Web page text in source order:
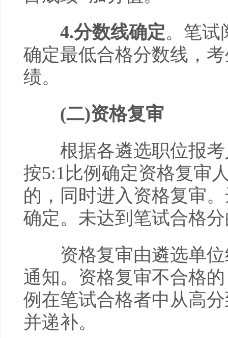
4.分数线确定。笔试
确定最低合格分数线，
绩。
(二)资格复审
根据各遴选职位报考
按5:1比例确定资格复审
的，同时进入资格复审
确定。未达到笔试合格
资格复审由遴选单位
通知。资格复审不合格
例在笔试合格者中从高
并递补。